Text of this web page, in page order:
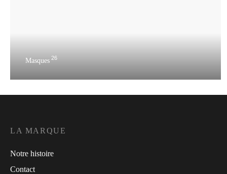
Masques 26
LA MARQUE
Notre histoire
Contact